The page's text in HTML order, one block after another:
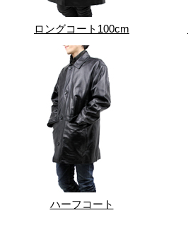
ロングコート100cm
ハーフコート